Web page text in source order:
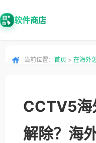
软件商店
当前位置： 首页 > 在海外
CCTV5海
解除？海